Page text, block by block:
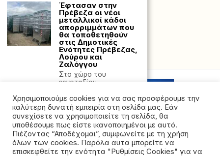
by Hostville”)
©2026 - All rights reserved. Απαγορεύεται ρητά η
Χρησιμοποιούμε cookies για να σας προσφέρουμε την
καλύτερη δυνατή εμπειρία στη σελίδα μας. Εάν
συνεχίσετε να χρησιμοποιείτε τη σελίδα, θα
υποθέσουμε πως είστε ικανοποιημένοι με αυτό.
Πιέζοντας “Αποδέχομαι”, συμφωνείτε με τη χρήση
όλων των cookies. Παρόλα αυτα μπορείτε να
επισκεφθείτε την ενότητα "Ρυθμίσεις Cookies" για να
Έφτασαν στην
Πρέβεζα οι νέοι
μεταλλικοί κάδοι
απορριμμάτων που
θα τοποθετηθούν
στις Δημοτικές
Ενότητες Πρέβεζας,
Λούρου και
Ζαλόγγου
Στο χώρο του
εργοταξίου
μεταλλικοί κάδοι
απορριμμάτων
Ηλεία: Θρήνος για
τον 13χρονο που
σκοτώθηκε με πατίνι
– «Είμαστε όλοι
συγκλονισμένοι»